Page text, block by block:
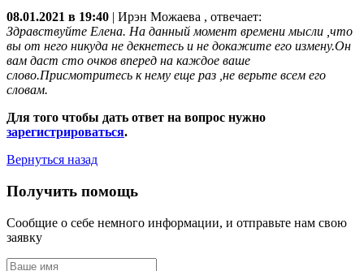
08.01.2021 в 19:40
Ирэн Можаева , отвечает:
Здравствуйте Елена. На данный момент времени мысли ,что
вы от него никуда не декнетесь и не докажите его измену.Он
вам даст сто очков вперед на каждое ваше
слово.Присмотритесь к нему еще раз ,не верьте всем его
словам.
Для того чтобы дать ответ на вопрос нужно
зарегистрироваться.
Вернуться назад
Получить помощь
Сообщие о себе немного информации, и отправьте нам свою
заявку